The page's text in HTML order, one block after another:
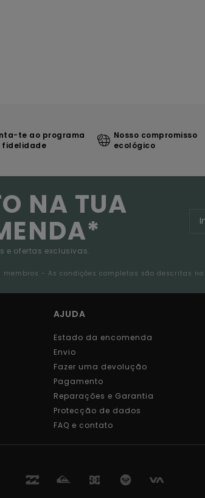
te ao programa
fidelidade
Nosso compromisso
ecológico
NA TUA
e ofertas exclusivas.
- As condições completas são descritas
AJUDA
Estado da encomenda
Envio
Fazer uma devolução
Pagamento
Reparações e Garantia
Protecção de dados
FAQ e contato